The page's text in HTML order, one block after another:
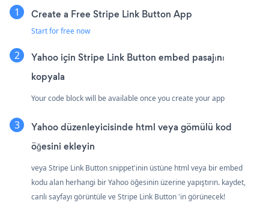
Create a Free Stripe Link Button App
Start for free now
Yahoo için Stripe Link Button embed pasajını
kopyala
Your code block will be available once you create your app
Yahoo düzenleyicisinde html veya gömülü kod
öğesini ekleyin
veya Stripe Link Button snippet'inin üstüne html veya bir embed
kodu alan herhangi bir Yahoo öğesinin üzerine yapıştırın. kaydet,
canlı sayfayı görüntüle ve Stripe Link Button 'in görünecek!